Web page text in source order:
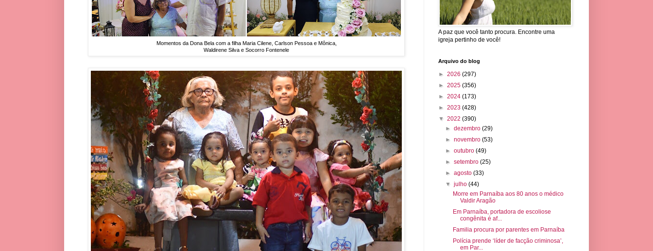
Momentos da Dona Bela com a filha Maria Cilene, Carlson Pessoa e Mônica,
Waldirene Silva e Socorro Fontenele
A paz que você tanto procura. Encontre uma
igreja pertinho de você!
Arquivo do blog
► 2026 (297)
► 2025 (356)
► 2024 (173)
► 2023 (428)
▼ 2022 (390)
►dezembro(29)
►novembro(53)
►outubro(49)
►setembro(25)
►agosto(33)
▼julho(44)
Morre em Parnaíba aos 80 anos o médico
Valdir Aragão
Em Parnaíba, portadora de escoliose
congênita é af...
Familia procura por parentes em Parnaíba
Polícia prende ‘líder de facção criminosa’,
em Par...